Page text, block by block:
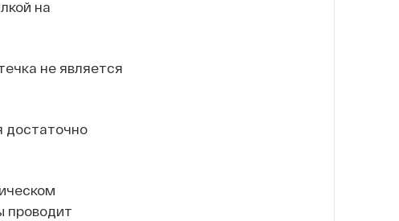
на
не является
достаточно
проводит